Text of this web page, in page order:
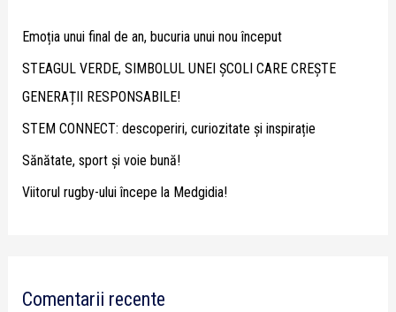
o
r
:
Emoția unui final de an, bucuria unui nou început
STEAGUL VERDE, SIMBOLUL UNEI ȘCOLI CARE CREȘTE
GENERAȚII RESPONSABILE!
STEM CONNECT: descoperiri, curiozitate și inspirație
Sănătate, sport și voie bună!
Viitorul rugby-ului începe la Medgidia!
Comentarii recente